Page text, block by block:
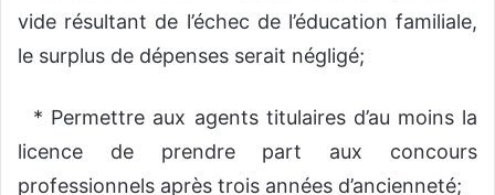
vide résultant de l’échec de l’éducation familiale,
le surplus de dépenses serait négligé;
* Permettre aux agents titulaires d’au moins la
licence de prendre part aux concours
professionnels après trois années d’ancienneté;